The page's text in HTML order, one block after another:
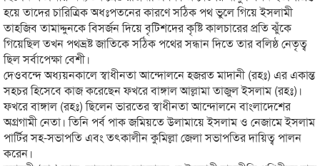
হয়ে তাদের চারিত্রিক অধঃপতনের কারণে সঠিক পথ ভুলে গিয়ে ইসলামী
তাহজিব তামাদ্দুনকে বিসর্জন দিয়ে বৃটিশদের কৃষ্টি কালচারের প্রতি ঝুঁকে
গিয়েছিল তখন পথভ্রষ্ট জাতিকে সঠিক পথের সন্ধান দিতে তার বলিষ্ঠ নেতৃত্ব
ছিল সর্বাপেক্ষা বেশী।
দেওবন্দে অধ্যয়নকালে স্বাধীনতা আন্দোলনে হজরত মাদানী (রহঃ) এর একান্ত
সহচর হিসেবে কাজ করেছেন ফখরে বাঙ্গাল আল্লামা তাজুল ইসলাম (রহঃ)।
ফখরে বাঙ্গাল (রহঃ) ছিলেন ভারতের স্বাধীনতা আন্দোলনে বাংলাদেশের
অগ্রগামী নেতা। তিনি পর্ব পাক জমিয়তে উলামায়ে ইসলাম ও নেজামে ইসলাম
পার্টির সহ-সভাপতি এবং তৎকালীন কুমিল্লা জেলা সভাপতির দায়িত্ব পালন
করেন।